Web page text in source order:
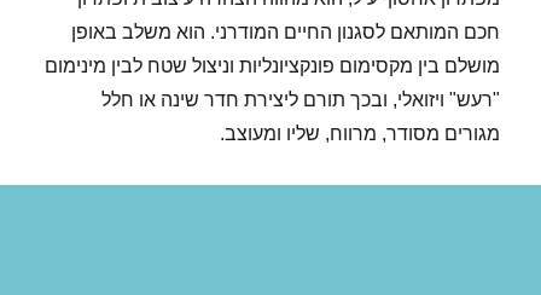
חכם המותאם לסגנון החיים המודרני. הוא משלב באופן
מושלם בין מקסימום פונקציונליות וניצול שטח לבין מינימום
"רעש" ויזואלי, ובכך תורם ליצירת חדר שינה או חלל
מגורים מסודר, מרווח, שליו ומעוצב.